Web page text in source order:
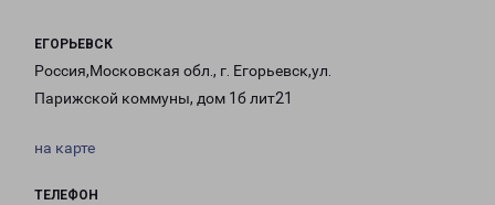
ЕГОРЬЕВСК
Россия,Московская обл., г. Егорьевск,ул.
Парижской коммуны, дом 1б лит21
на карте
ТЕЛЕФОН